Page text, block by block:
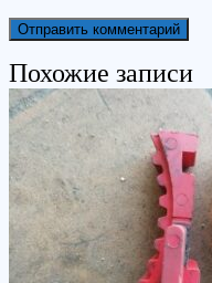
Похожие записи